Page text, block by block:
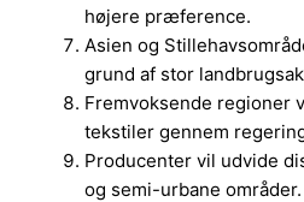
højere præference.
Asien og
grund af stor
Fremvoksende regioner
tekstiler gennem
Producenter vil udvide
og semi-urbane områder.